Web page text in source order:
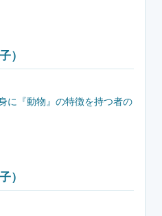
）
に『動物』の特徴を持つ者の
）